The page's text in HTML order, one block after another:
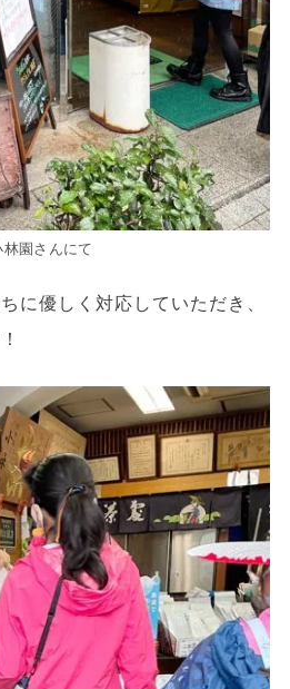
林園さんにて
に優しく対応していただき、